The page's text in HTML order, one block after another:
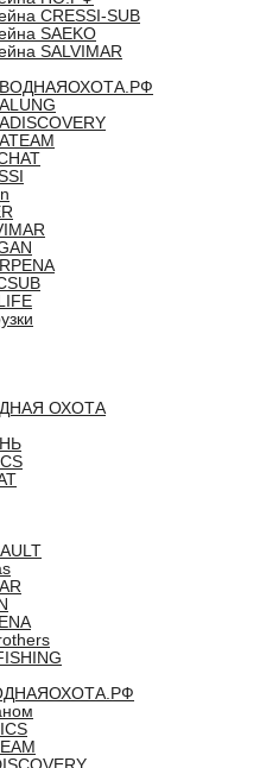
CRESSI-SUB
SAEKO
SALVIMAR
ОХОТА